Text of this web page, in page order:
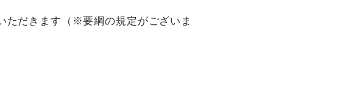
ただきます（※要綱の規定がございま